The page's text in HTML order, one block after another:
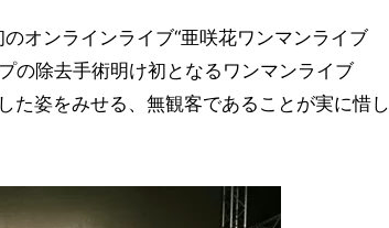
オンラインライブ“亜咲花ワンマンライブ
の除去手術明け初となるワンマンライブ
た姿をみせる、無観客であることが実に惜し